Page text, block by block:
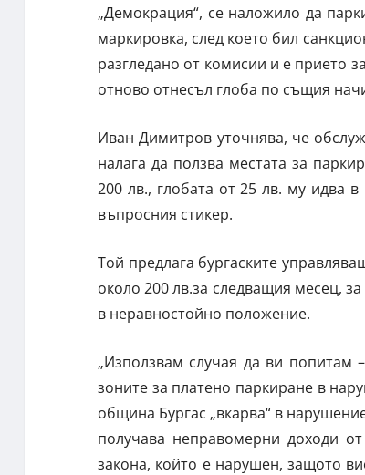
„Демокрация“, се наложило да
маркировка, след което бил
разгледано от комисии и е прието
отново отнесъл глоба по същия
Иван Димитров уточнява, че
налага да ползва местата за
200 лв., глобата от 25 лв. му идва
въпросния стикер.
Той предлага бургаските
около 200 лв.за следващия месец,
в неравностойно положение.
„Използвам случая да ви попитам
зоните за платено паркиране в
община Бургас „вкарва“ в
получава неправомерни доходи
закона, който е нарушен, защото